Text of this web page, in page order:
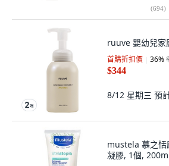
(694)
ruuve 嬰幼兒家
首購折扣價 36%
$344
8/12 星期三 預
mustela 慕之恬
凝膠, 1個,